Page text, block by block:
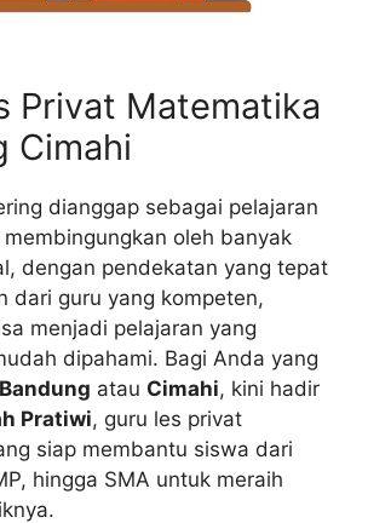
Privat Matematika
Cimahi
dianggap sebagai pelajaran
oleh banyak
dengan pendekatan yang tepat
dari guru yang kompeten,
menjadi pelajaran yang
dipahami. Bagi Anda yang
Bandung atau Cimahi, kini hadir
Pratiwi, guru les privat
siap membantu siswa dari
hingga SMA untuk meraih